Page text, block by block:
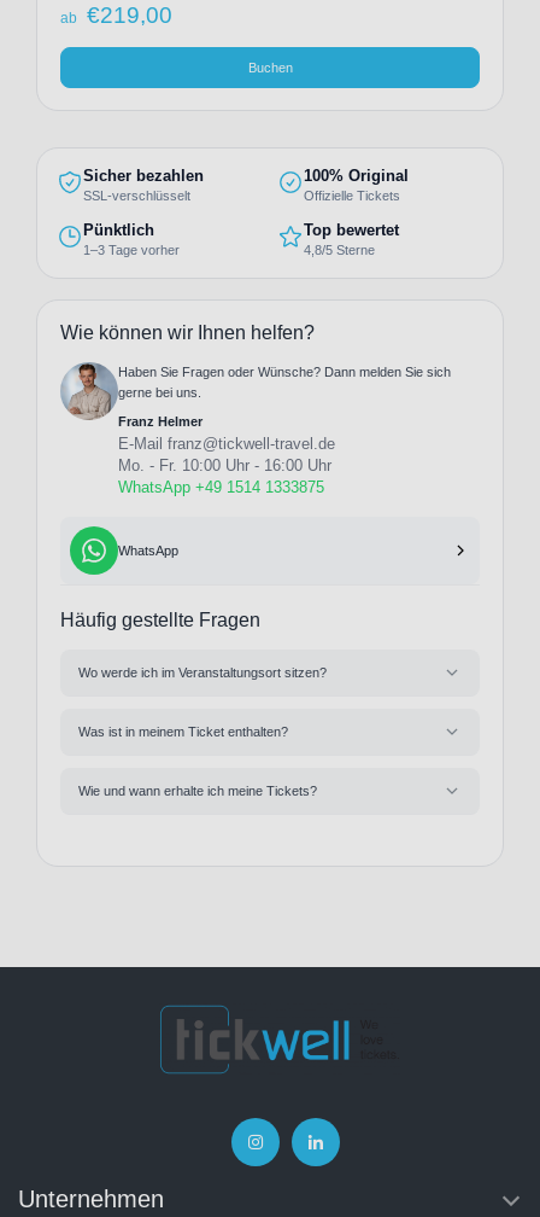
ab €219,00
Buchen
Sicher bezahlen
SSL-verschlüsselt
100% Original
Offizielle Tickets
Pünktlich
1–3 Tage vorher
Top bewertet
4,8/5 Sterne
Wie können wir Ihnen helfen?
Haben Sie Fragen oder Wünsche? Dann melden Sie sich
gerne bei uns.
Franz Helmer
E-Mail franz@tickwell-travel.de
Mo. - Fr. 10:00 Uhr - 16:00 Uhr
WhatsApp +49 1514 1333875
WhatsApp
Häufig gestellte Fragen
Wo werde ich im Veranstaltungsort sitzen?
Was ist in meinem Ticket enthalten?
Wie und wann erhalte ich meine Tickets?
Unternehmen